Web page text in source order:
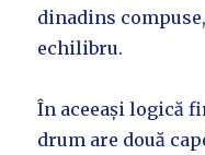
dinadins
echilibru.
În aceeași logică
drum are două